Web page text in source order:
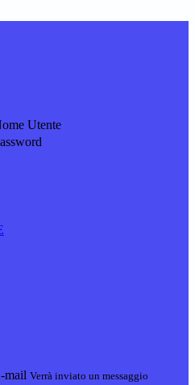
Utente
mail Verrà inviato un messaggio